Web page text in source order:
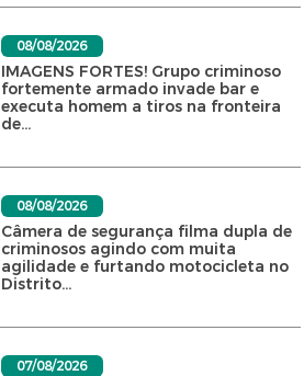
08/08/2026
IMAGENS FORTES! Grupo criminoso
fortemente armado invade bar e
executa homem a tiros na fronteira
de...
08/08/2026
Câmera de segurança filma dupla de
criminosos agindo com muita
agilidade e furtando motocicleta no
Distrito...
07/08/2026